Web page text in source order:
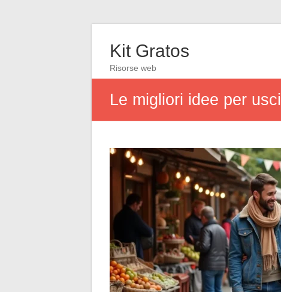
Kit Gratos
Risorse web
Le migliori idee per